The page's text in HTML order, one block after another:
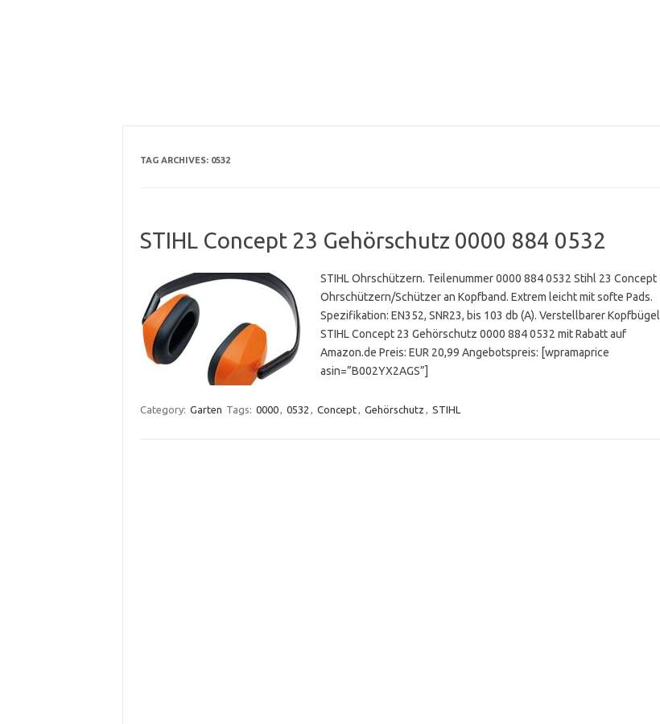
TAG ARCHIVES: 0532
STIHL Concept 23 Gehörschutz 0000 884 0532
STIHL Ohrschützern. Teilenummer 0000 884 0532 Stihl 23 Concept
Ohrschützern/Schützer an Kopfband. Extrem leicht mit softe Pads.
Spezifikation: EN352, SNR23, bis 103 db (A). Verstellbarer Kopfbügel
STIHL Concept 23 Gehörschutz 0000 884 0532 mit Rabatt auf
Amazon.de Preis: EUR 20,99 Angebotspreis: [wpramaprice
asin=”B002YX2AGS”]
Category: Garten Tags: 0000, 0532 , Concept, Gehörschutz , STIHL